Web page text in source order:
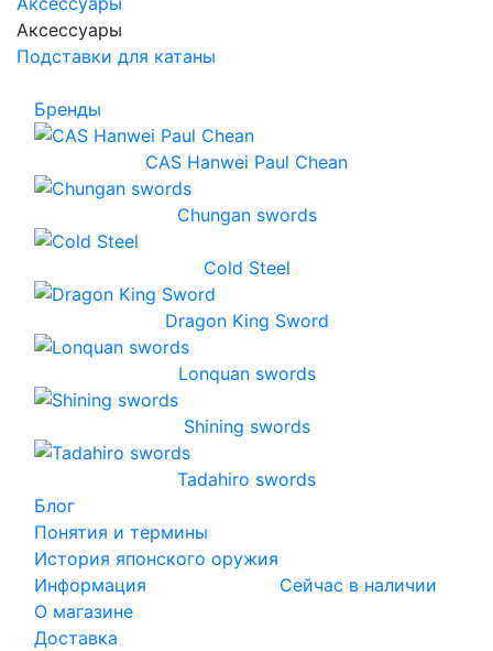
Аксессуары
Подставки для катаны
Бренды
CAS Hanwei Paul Chean
Chungan swords
Cold Steel
Dragon King Sword
Lonquan swords
Shining swords
Tadahiro swords
Блог
Понятия и термины
История японского оружия
Информация
О магазине
Доставка
Сейчас в наличии